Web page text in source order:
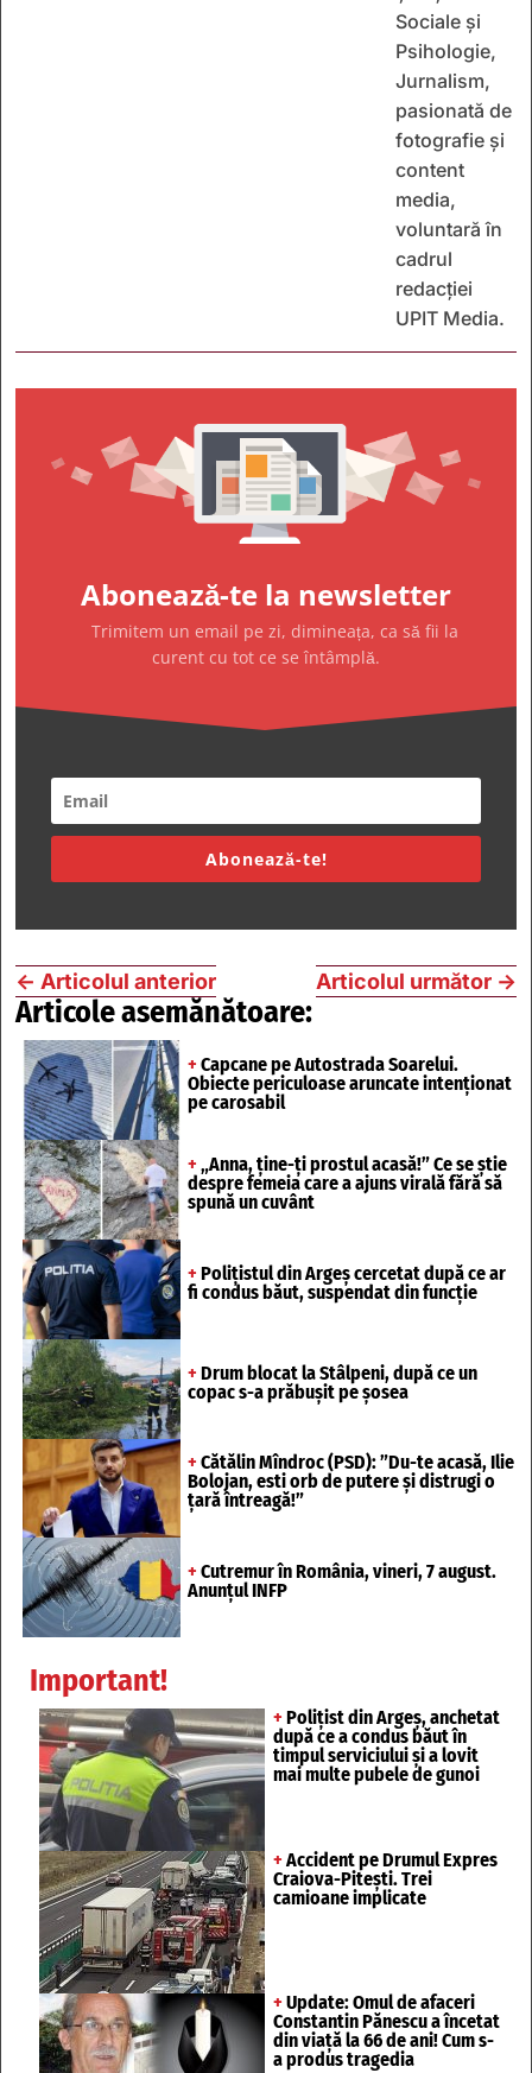
Sociale și
Psihologie,
Jurnalism,
pasionată de
fotografie și
content
media,
voluntară în
cadrul
redacției
UPIT Media.
Abonează-te la newsletter
Trimitem un email pe zi, dimineața, ca să fii la
curent cu tot ce se întâmplă.
Abonează-te!
← Articolul anterior Articolul următor →
Articole asemănătoare:
+ Capcane pe Autostrada Soarelui.
Obiecte periculoase aruncate intenționat
pe carosabil
+ „Anna, ține-ți prostul acasă!” Ce se știe
despre femeia care a ajuns virală fără să
spună un cuvânt
+ Polițistul din Argeș cercetat după ce ar
fi condus băut, suspendat din funcție
+ Drum blocat la Stâlpeni, după ce un
copac s-a prăbușit pe șosea
+ Cătălin Mîndroc (PSD): ”Du-te acasă, Ilie
Bolojan, esti orb de putere și distrugi o
țară întreagă!”
+ Cutremur în România, vineri, 7 august.
Anunțul INFP
Important!
+ Polițist din Argeș, anchetat
după ce a condus băut în
timpul serviciului și a lovit
mai multe pubele de gunoi
+ Accident pe Drumul Expres
Craiova-Pitești. Trei
camioane implicate
+ Update: Omul de afaceri
Constantin Pănescu a încetat
din viață la 66 de ani! Cum s-
a produs tragedia